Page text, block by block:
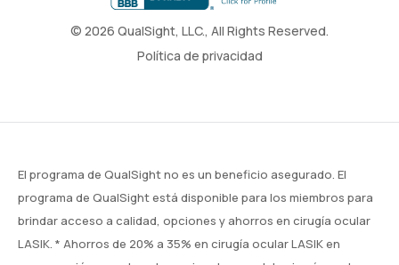
© 2026 QualSight, LLC., All Rights Reserved.
Política de privacidad
El programa de QualSight no es un beneficio asegurado. El
programa de QualSight está disponible para los miembros para
brindar acceso a calidad, opciones y ahorros en cirugía ocular
LASIK. * Ahorros de 20% a 35% en cirugía ocular LASIK en